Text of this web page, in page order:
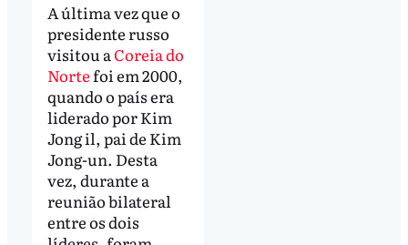
A última vez que o
presidente russo
visitou aCoreia do
Nortefoi em 2000,
quando o país era
liderado por Kim
Jong il, pai de Kim
Jong-un. Desta
vez, durante a
reunião bilateral
entre os dois